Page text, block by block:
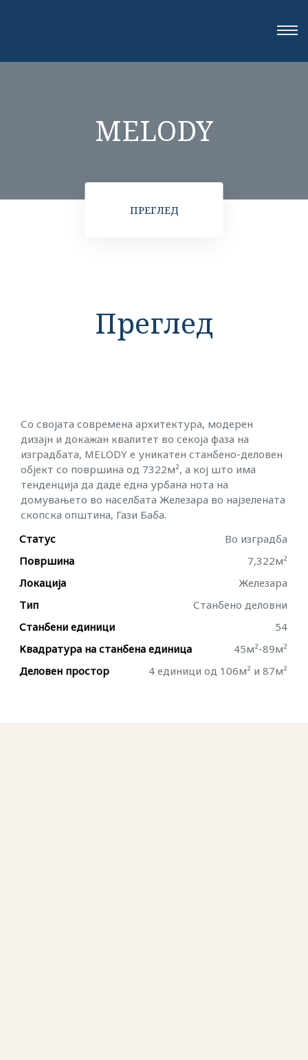
MELODY
ПРЕГЛЕД
Преглед
Со својата современа архитектура, модерен
дизајн и докажан квалитет во секоја фаза на
изградбата, MELODY е уникатен станбено-деловен
објект со површина од 7322м², a кој што има
тенденција да даде една урбана нота на
домувањето во населбата Железара во најзелената
скопска општина, Гази Баба.
Статус
Во изградба
Површина
7,322м²
Локација
Железара
Тип
Станбено деловни
Станбени единици
54
Квадратура на станбена единица
45м²-89м²
Деловен простор
4 единици од 106м² и 87м²